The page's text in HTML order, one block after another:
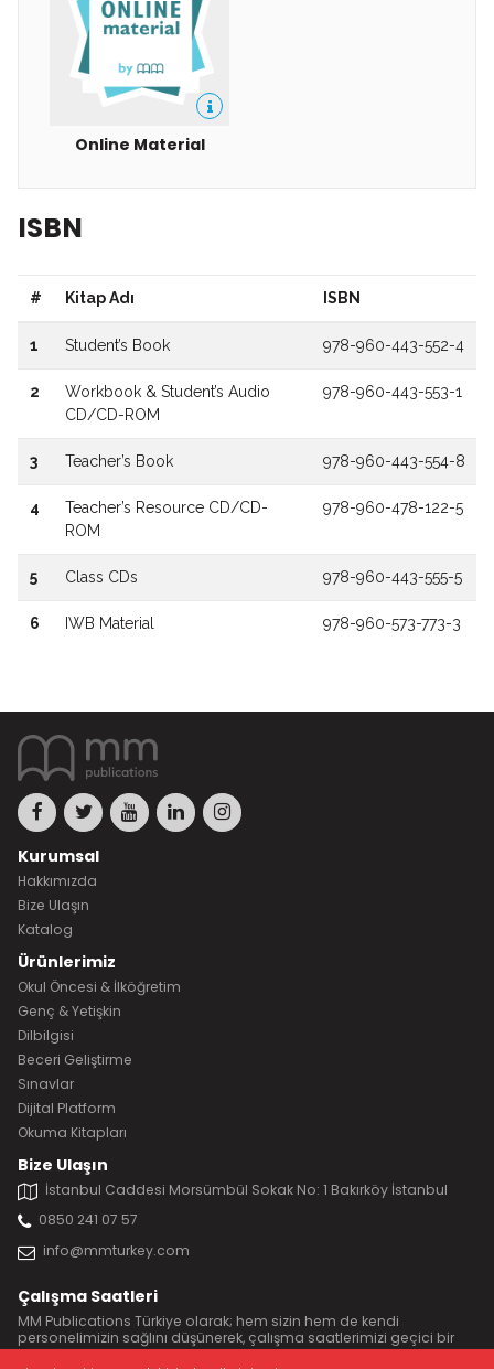
Online Material
ISBN
# Kitap Adı ISBN
1 Student’s Book 978-960-443-552-4
2
Workbook & Student’s Audio
CD/CD-ROM
978-960-443-553-1
3 Teacher’s Book 978-960-443-554-8
4
Teacher’s Resource CD/CD-
ROM
978-960-478-122-5
5 Class CDs 978-960-443-555-5
6 IWB Material 978-960-573-773-3
Kurumsal
Hakkımızda
Bize Ulaşın
Katalog
Ürünlerimiz
Okul Öncesi & İlköğretim
Genç & Yetişkin
Dilbilgisi
Beceri Geliştirme
Sınavlar
Dijital Platform
Okuma Kitapları
Bize Ulaşın
İstanbul Caddesi Morsümbül Sokak No: 1 Bakırköy İstanbul
0850 241 07 57
info@mmturkey.com
Çalışma Saatleri
MM Publications Türkiye olarak; hem sizin hem de kendi
personelimizin sağlını düşünerek, çalışma saatlerimizi geçici bir
süreliğine 11:00 ile 17:00 yaptık.